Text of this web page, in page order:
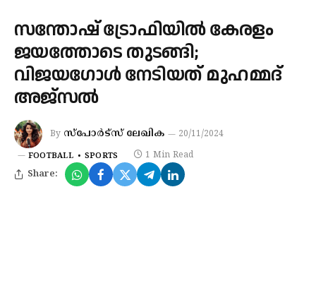
സന്തോഷ് ട്രോഫിയില്‍ കേരളം
ജയത്തോടെ തുടങ്ങി;
വിജയഗോള്‍ നേടിയത് മുഹമ്മദ്
അജ്‌സല്‍
By സ്‌പോര്‍ട്‌സ് ലേഖിക 20/11/2024
FOOTBALL SPORTS 1 Min Read
Share: